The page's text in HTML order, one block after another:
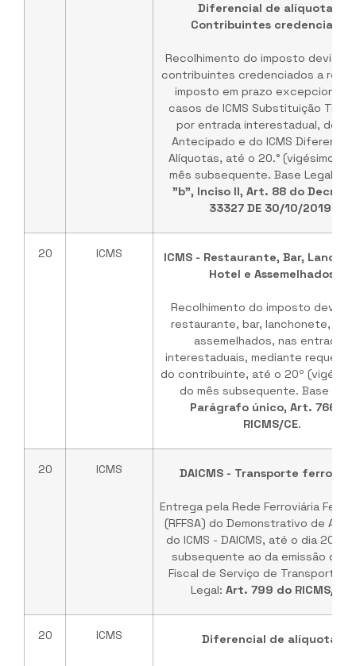
Diferencial de alíquotas -
Contribuintes credenciados
Recolhimento do imposto devido
contribuintes credenciados a
imposto em prazo excepcional,
casos de ICMS Substituição
por entrada interestadual, do
Antecipado e do ICMS
Alíquotas, até o 20.° (vigésimo)
mês subsequente. Base Legal:
"b", Inciso II, Art. 88 do Decreto
33327 DE 30/10/2019
20 ICMS
ICMS - Restaurante, Bar,
Hotel e Assemelhados
Recolhimento do imposto devido
restaurante, bar, lanchonete,
assemelhados, nas entradas
interestaduais, mediante
do contribuinte, até o 20º
do mês subsequente. Base
Parágrafo único, Art. 766 do
RICMS/CE.
20 ICMS DAICMS - Transporte
Entrega pela Rede Ferroviária
(RFFSA) do Demonstrativo de
do ICMS - DAICMS, até o dia 20 do
subsequente ao da emissão da
Fiscal de Serviço de Transporte.
Legal: Art. 799 do RICMS/CE
20 ICMS Diferencial de alíquotas